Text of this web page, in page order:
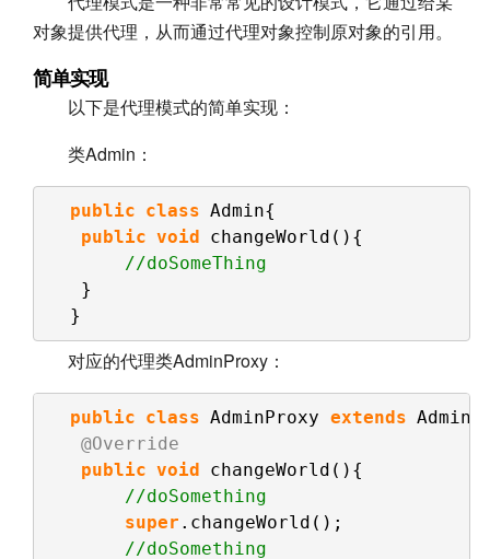
对象提供代理，从而通过代理对象控制原对象的引用。
简单实现
以下是代理模式的简单实现：
类Admin：
public class Admin{
public void changeWorld(){
//doSomeThing
}
}
对应的代理类AdminProxy：
public class AdminProxy extends Admin{
@Override
public void changeWorld(){
//doSomething
super .changeWorld();
//doSomething